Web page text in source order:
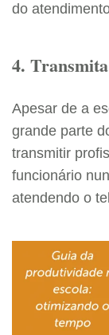
do
4.
Apesar de a
grande parte
transmitir
funcionário
atendendo o